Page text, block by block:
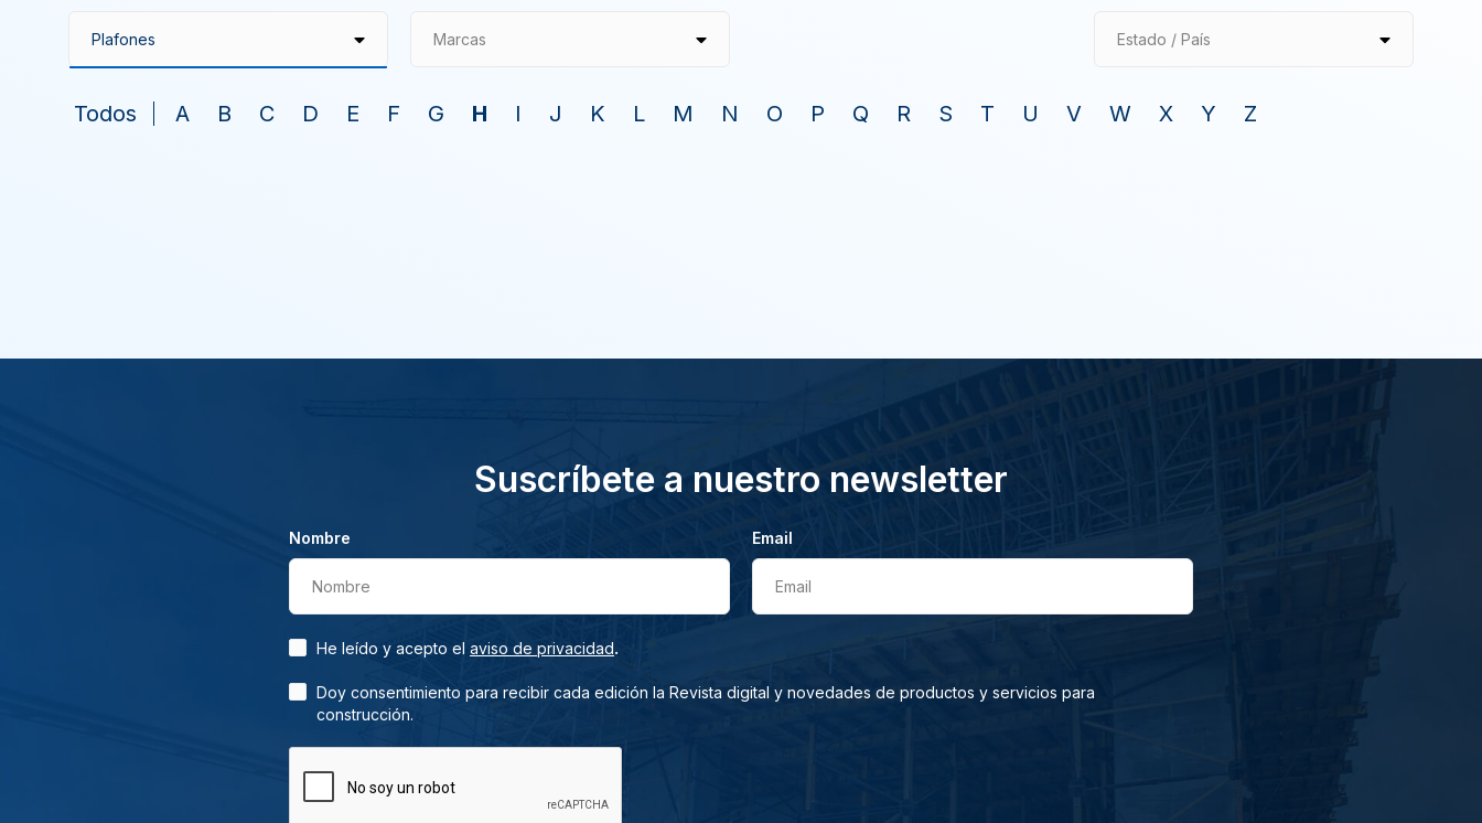
Marcas Estado / País
Todos A B C D E F G H I J K L M N O P Q R S T U V W X Y Z
Suscríbete a nuestro newsletter
Nombre
Nombre
Email
Email
He leído y acepto el aviso de privacidad.
Doy consentimiento para recibir cada edición la Revista digital y novedades de productos y servicios para
construcción.